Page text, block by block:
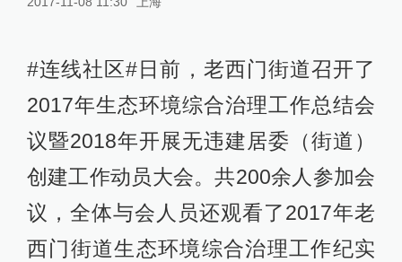
#连线社区#日前，老西门街道召开了
2017年生态环境综合治理工作总结会
议暨2018年开展无违建居委（街道）
创建工作动员大会。共200余人参加会
议，全体与会人员还观看了2017年老
西门街道生态环境综合治理工作纪实